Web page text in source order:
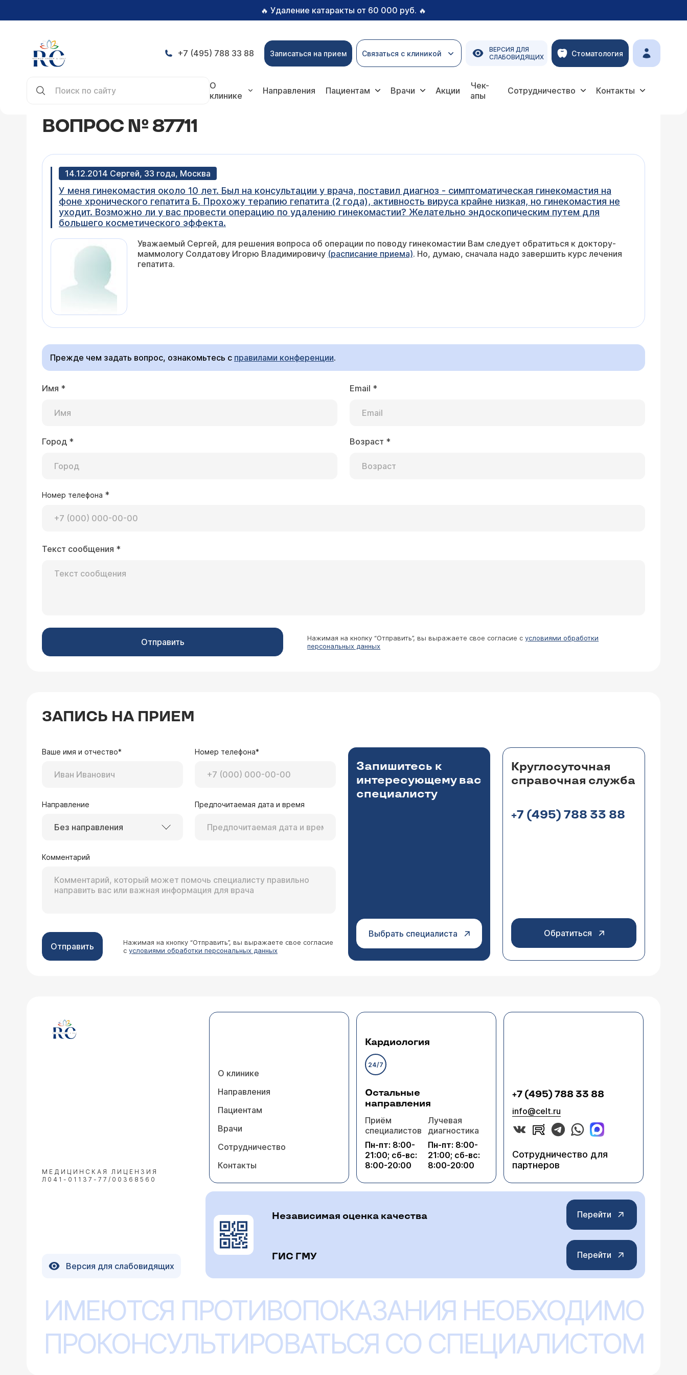
🔥 Удаление катаракты от 60 000 руб. 🔥
+7 (495) 788 33 88 Записаться на прием Связаться с клиникой
ВЕРСИЯ ДЛЯ
СЛАБОВИДЯЩИХ
Стоматология
О
клинике
Направления Пациентам Врачи Акции
Чек-
апы
Сотрудничество Контакты
ВОПРОС № 87711
14.12.2014 Сергей, 33 года, Москва
У меня гинекомастия около 10 лет. Был на консультации у врача, поставил диагноз - симптоматическая гинекомастия на
фоне хронического гепатита Б. Прохожу терапию гепатита (2 года), активность вируса крайне низкая, но гинекомастия не
уходит. Возможно ли у вас провести операцию по удалению гинекомастии? Желательно эндоскопическим путем для
большего косметического эффекта.
Уважаемый Сергей, для решения вопроса об операции по поводу гинекомастии Вам следует обратиться к доктору-
маммологу Солдатову Игорю Владимировичу (расписание приема). Но, думаю, сначала надо завершить курс лечения
гепатита.
Прежде чем задать вопрос, ознакомьтесь с правилами конференции.
Имя * Email *
Город * Возраст *
Номер телефона *
Текст сообщения *
Отправить Нажимая на кнопку “Отправить”, вы выражаете свое согласие сусловиями обработки
персональных данных
ЗАПИСЬ НА ПРИЕМ
Ваше имя и отчество* Номер телефона*
Направление
Без направления
Предпочитаемая дата и время
Комментарий
Отправить
Нажимая на кнопку “Отправить”, вы выражаете свое согласие
с условиями обработки персональных данных
Запишитесь к
интересующему вас
специалисту
Выбрать специалиста
Круглосуточная
справочная служба
+7 (495) 788 33 88
Обратиться
МЕДИЦИНСКАЯ ЛИЦЕНЗИЯ
Л041-01137-77/00368560
О клинике
Направления
Пациентам
Врачи
Сотрудничество
Контакты
Кардиология
24/7
Остальные
направления
Приём
специалистов
Пн-пт: 8:00-
21:00; сб-вс:
8:00-20:00
Лучевая
диагностика
Пн-пт: 8:00-
21:00; сб-вс:
8:00-20:00
+7 (495) 788 33 88
info@celt.ru
Сотрудничество для
партнеров
Версия для слабовидящих
Независимая оценка качества Перейти
ГИС ГМУ Перейти
ИМЕЮТСЯ ПРОТИВОПОКАЗАНИЯ НЕОБХОДИМО
ПРОКОНСУЛЬТИРОВАТЬСЯ СО СПЕЦИАЛИСТОМ